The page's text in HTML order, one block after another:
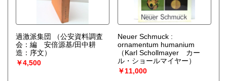
過激派集団
（公安資料調査
会：編 安倍源基/田中耕
造：序文）
￥4,500
Neuer Schmuck :
ornamentum humanium
（Karl Schollmayer カー
ル・ショールマイヤー）
￥11,000